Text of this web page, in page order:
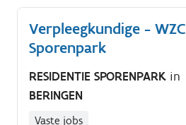
Verpleegkundige - WZC
Sporenpark
RESIDENTIE SPORENPARK in
BERINGEN
Vaste jobs